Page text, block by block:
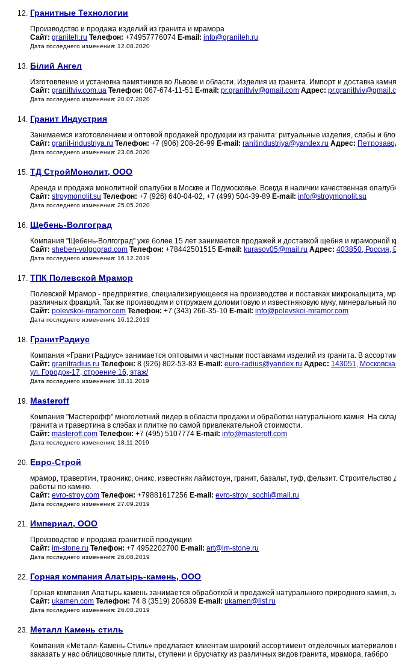
12. Гранитные Технологии
Производство и продажа изделий из гранита и мрамора
Сайт: graniteh.ru Телефон: +74957776074 E-mail: info@graniteh.ru
Дата последнего изменения: 12.08.2020
13. Білий Ангел
Изготовление и установка памятников во Львове и области. Изделия из гранита. Импорт и доставка
Сайт: granitlviv.com.ua Телефон: 067-674-11-51 E-mail: pr.granitlviv@gmail.com Адрес:
Дата последнего изменения: 20.07.2020
14. Гранит Индустрия
Занимаемся изготовлением и оптовой продажей продукции из гранита: ритуальные изделия, слэбы и
Сайт: granit-industriya.ru Телефон: +7 (906) 208-26-99 E-mail: ranitindustriya@yandex.ru Адрес:
Дата последнего изменения: 23.06.2020
15. ТД СтройМонолит, ООО
Аренда и продажа монолитной опалубки в Москве и Подмосковье. Всегда в наличии качественная
Сайт: stroymonolit.su Телефон: +7 (926) 640-04-02, +7 (499) 504-39-89 E-mail: info@stroymonolit.su
Дата последнего изменения: 25.05.2020
16. Щебень-Волгоград
Компания "Щебень-Волгоград" уже более 15 лет занимается продажей и доставкой щебня и мраморной
Сайт: sheben-volgograd.com Телефон: +78442501515 E-mail: kurasov05@mail.ru Адрес: 403850, Россия,
Дата последнего изменения: 16.12.2019
17. ТПК Полевской Мрамор
Полевской Мрамор - предприятие, специализирующееся на производстве и поставках микрокальцита,
различных фракций. Так же производим и отгружаем доломитовую и известняковую муку, минеральный
Сайт: polevskoi-mramor.com Телефон: +7 (343) 266-35-10 E-mail: info@polevskoi-mramor.com
Дата последнего изменения: 16.12.2019
18. ГранитРадиус
Компания «ГранитРадиус» занимается оптовыми и частными поставками изделий из гранита. В
Сайт: granitradius.ru Телефон: 8 (926) 802-53-83 E-mail: euro-radius@yandex.ru Адрес: 143051,
ул. Городок-17, строение 16, этаж/
Дата последнего изменения: 18.11.2019
19. Masteroff
Компания "Мастерофф" многолетний лидер в области продажи и обработки натурального камня. На
гранита и травертина в слэбах и плитке по самой привлекательной стоимости.
Сайт: masteroff.com Телефон: +7 (495) 5107774 E-mail: info@masteroff.com
Дата последнего изменения: 18.11.2019
20. Евро-Строй
мрамор, травертин, траоникс, оникс, известняк лаймстоун, гранит, базальт, туф, фельзит.
работы по камню.
Сайт: evro-stroy.com Телефон: +79881617256 E-mail: evro-stroy_sochi@mail.ru
Дата последнего изменения: 27.09.2019
21. Империал, ООО
Производство и продажа гранитной продукции
Сайт: im-stone.ru Телефон: +7 4952202700 E-mail: art@im-stone.ru
Дата последнего изменения: 26.08.2019
22. Горная компания Алатырь-камень, ООО
Горная компания Алатырь камень занимается обработкой и продажей натурального природного камня,
Сайт: ukamen.com Телефон: 74 8 (3519) 206839 E-mail: ukamen@list.ru
Дата последнего изменения: 26.08.2019
23. Металл Камень стиль
Компания «Металл-Камень-Стиль» предлагает клиентам широкий ассортимент отделочных
заказать у нас облицовочные плиты, ступени и брусчатку из различных видов гранита, мрамора, габбро